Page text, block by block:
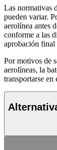
Las normativas
pueden variar.
aerolínea antes
conforme a las
aprobación final
Por motivos de
aerolíneas, la
transportarse en